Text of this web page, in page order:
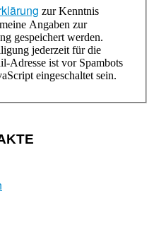
zur Kenntnis
zur
gespeichert werden.
jederzeit für die
Adresse ist vor Spambots
eingeschaltet sein.